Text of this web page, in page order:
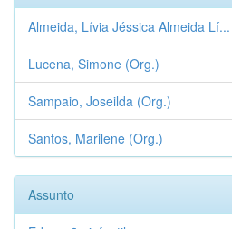
Almeida, Lívia Jéssica Almeida Lí...
Lucena, Simone (Org.)
Sampaio, Joseilda (Org.)
Santos, Marilene (Org.)
Assunto